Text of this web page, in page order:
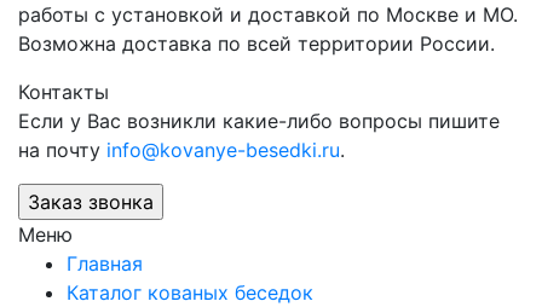
работы с установкой и доставкой по Москве и МО.
Возможна доставка по всей территории России.
Контакты
Если у Вас возникли какие-либо вопросы пишите
на почту info@kovanye-besedki.ru.
Меню
Главная
Каталог кованых беседок